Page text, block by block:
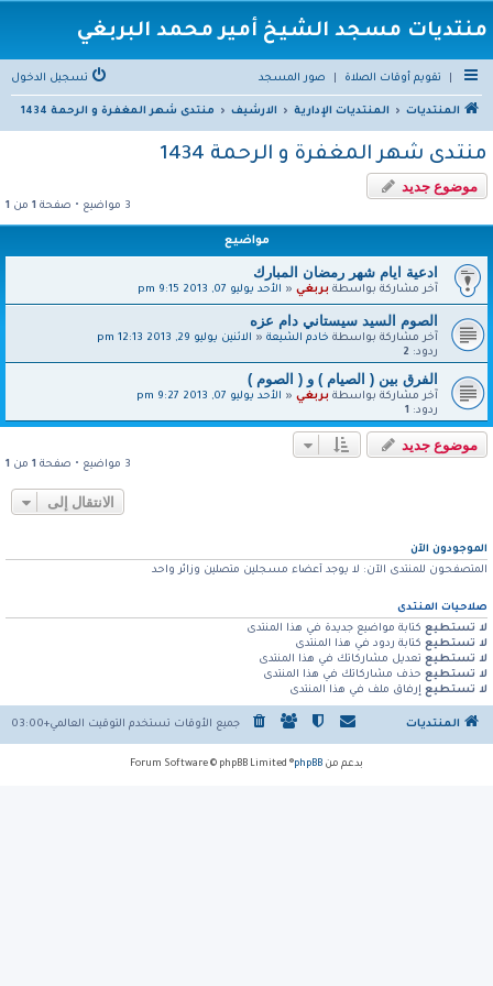
منتديات مسجد الشيخ أمير محمد البربغي
تقويم أوقات الصلاة صور المسجد تسجيل الدخول
المنتديات المنتديات الإدارية الارشيف منتدى شهر المغفرة و الرحمة 1434
منتدى شهر المغفرة و الرحمة 1434
موضوع جديد
3 مواضيع • صفحة 1 من 1
مواضيع
ادعية ايام شهر رمضان المبارك
آخر مشاركة بواسطة بربغي « الأحد يوليو 07, 2013 9:15 pm
الصوم السيد سيستاني دام عزه
آخر مشاركة بواسطة خادم الشيعة « الاثنين يوليو 29, 2013 12:13 pm
ردود: 2
الفرق بين ( الصيام ) و ( الصوم )
آخر مشاركة بواسطة بربغي « الأحد يوليو 07, 2013 9:27 pm
ردود: 1
موضوع جديد
3 مواضيع • صفحة 1 من 1
الانتقال إلى
الموجودون الآن
المتصفحون للمنتدى الآن: لا يوجد أعضاء مسجلين متصلين وزائر واحد
صلاحيات المنتدى
لا تستطيع كتابة مواضيع جديدة في هذا المنتدى
لا تستطيع كتابة ردود في هذا المنتدى
لا تستطيع تعديل مشاركاتك في هذا المنتدى
لا تستطيع حذف مشاركاتك في هذا المنتدى
لا تستطيع إرفاق ملف في هذا المنتدى
المنتديات جميع الأوقات تستخدم التوقيت العالمي+03:00
بدعم من phpBB
® Forum Software © phpBB Limited